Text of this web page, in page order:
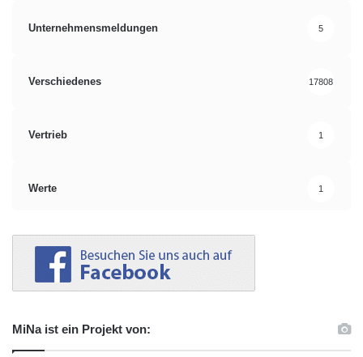
Unternehmensmeldungen 5
Verschiedenes 17808
Vertrieb 1
Werte 1
MiNa ist ein Projekt von: